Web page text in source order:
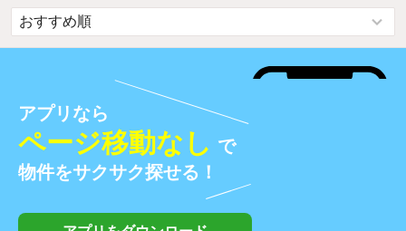
アプリなら
ページ移動なし で
物件をサクサク探せる！